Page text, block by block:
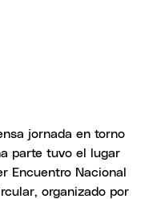
jornada en torno
parte tuvo el lugar
Encuentro Nacional
organizado por